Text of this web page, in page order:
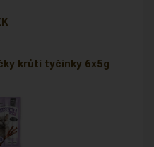
krůtí tyčinky 6x5g